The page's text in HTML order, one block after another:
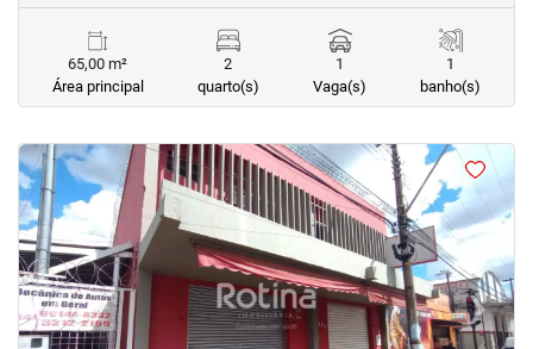
65,00 m²
Área principal
2
quarto(s)
1
Vaga(s)
1
banho(s)
<<<<
‹Previous ›Next